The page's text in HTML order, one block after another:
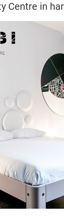
Centre in